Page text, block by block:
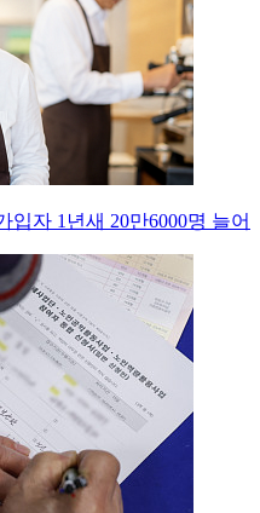
입자 1년새 20만6000명 늘어